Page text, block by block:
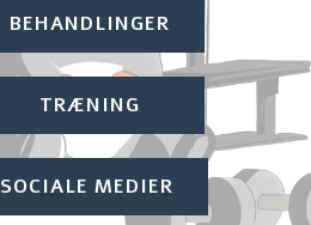
BEHANDLINGER
      TRÆNING
SOCIALE MEDIER